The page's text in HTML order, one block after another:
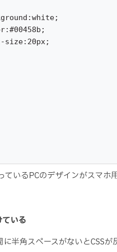
ているPCのデザインがスマホ
いる
半角スペースがないとCSSが